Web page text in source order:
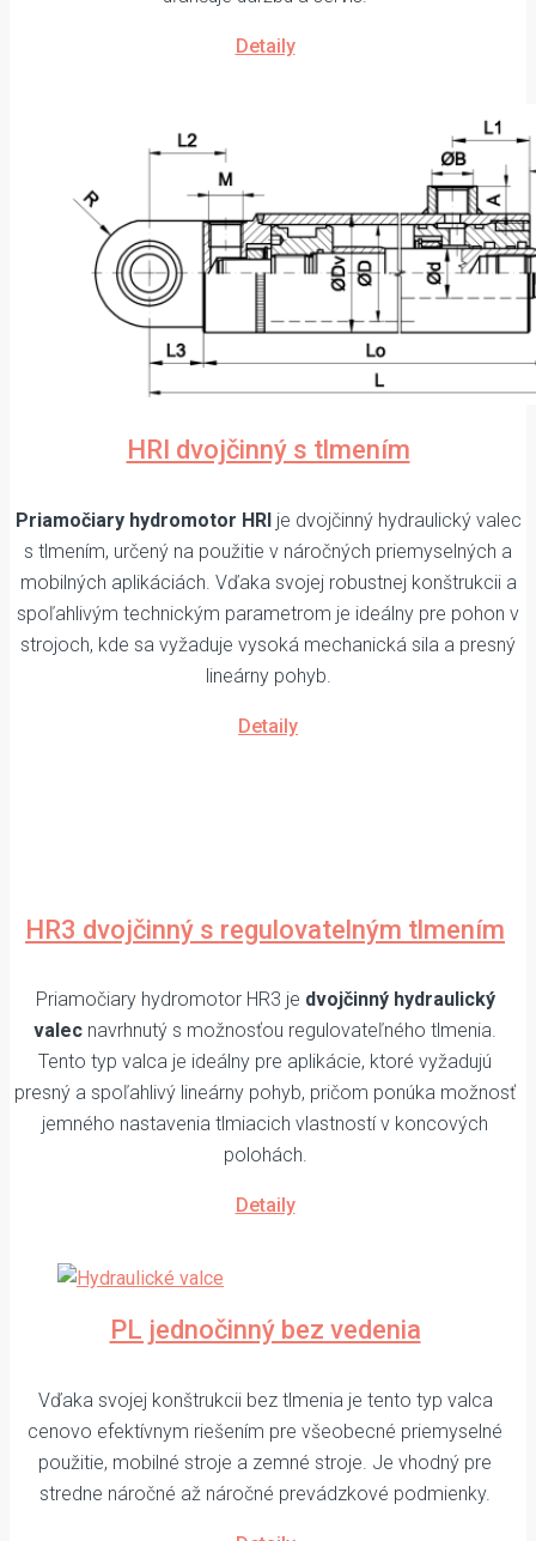
Detaily
HRI dvojčinný s tlmením
Priamočiary hydromotor HRIje dvojčinný hydraulický valec
s tlmením, určený na použitie v náročných priemyselných a
mobilných aplikáciách. Vďaka svojej robustnej konštrukcii a
spoľahlivým technickým parametrom je ideálny pre pohon v
strojoch, kde sa vyžaduje vysoká mechanická sila a presný
lineárny pohyb.
Detaily
HR3 dvojčinný s regulovatelným tlmením
Priamočiary hydromotor HR3 je dvojčinný hydraulický
valec navrhnutý s možnosťou regulovateľného tlmenia.
Tento typ valca je ideálny pre aplikácie, ktoré vyžadujú
presný a spoľahlivý lineárny pohyb, pričom ponúka možnosť
jemného nastavenia tlmiacich vlastností v koncových
polohách.
Detaily
PL jednočinný bez vedenia
Vďaka svojej konštrukcii bez tlmenia je tento typ valca
cenovo efektívnym riešením pre všeobecné priemyselné
použitie, mobilné stroje a zemné stroje. Je vhodný pre
stredne náročné až náročné prevádzkové podmienky.